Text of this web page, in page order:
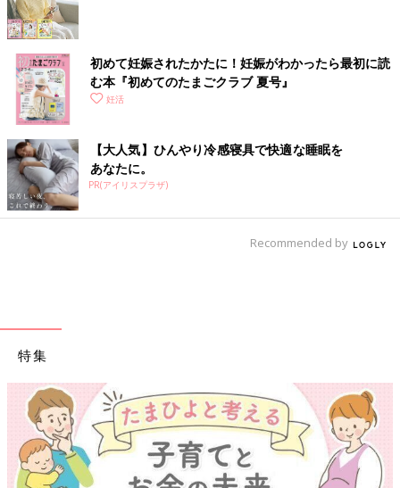
初めて妊娠されたかたに！妊娠がわかったら最初に読
む本『初めてのたまごクラブ 夏号』
妊活
【大人気】ひんやり冷感寝具で快適な睡眠を
あなたに。
PR(アイリスプラザ)
Recommended by
特集
【ワクチン接種できるものも】妊婦の感染症